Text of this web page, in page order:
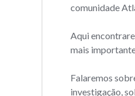
comunidade
Aqui
mais
Falaremos
investigação,